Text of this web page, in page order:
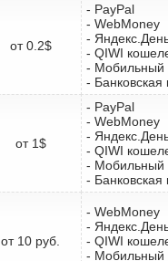
от 0.2$
- PayPal
- WebMoney
-
- QIWI
- Мобильный
- Банковская
от 1$
- PayPal
- WebMoney
-
- QIWI
- Мобильный
- Банковская
от 10 руб.
- WebMoney
-
- QIWI
- Мобильный